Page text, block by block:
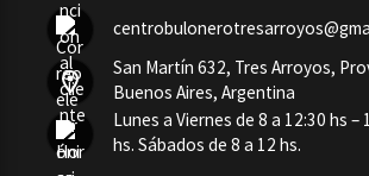
San Martín 632, Tres Arroyos,
Buenos Aires, Argentina
Lunes a Viernes de 8 a 12:30 hs –
hs. Sábados de 8 a 12 hs.